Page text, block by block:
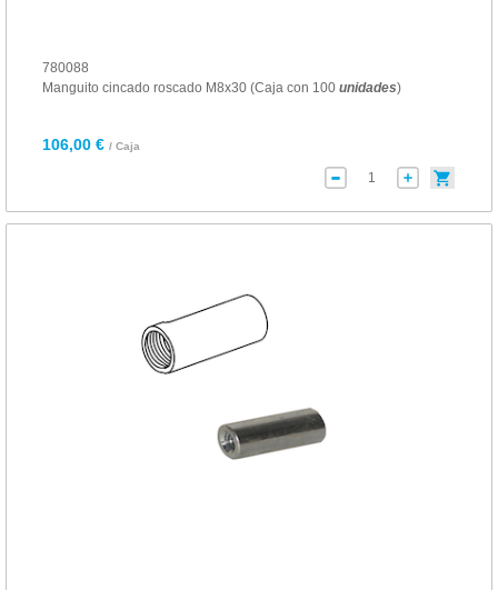
780088
Manguito cincado roscado M8x30 (Caja con 100 unidades)
106,00 € / Caja